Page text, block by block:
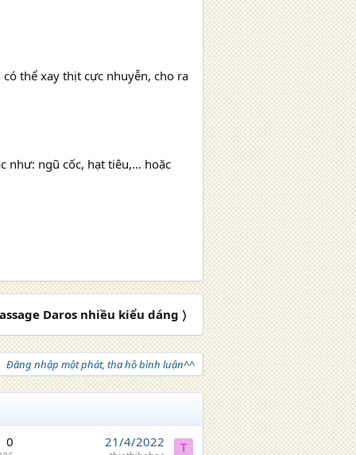
thể xay thịt cực nhuyễn, cho ra
như: ngũ cốc, hạt tiêu,… hoặc
Daros nhiều kiểu dáng 〉
Đăng nhập một phát, tha hồ bình luận^^
0 21/4/2022 T